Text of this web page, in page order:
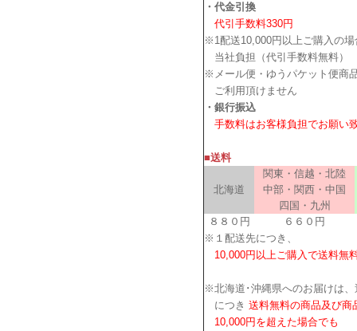
・代金引換
代引手数料330円
※1配送10,000円以上ご購入の場
当社負担（代引手数料無料）
※メール便・ゆうパケット便商
ご利用頂けません
・銀行振込
手数料はお客様負担でお願い
■送料
北海道
関東・信越・北陸
中部・関西・中国
四国・九州
８８０円
６６０円
※１配送先につき、
10,000円以上ご購入で送料無
※北海道･沖縄県へのお届けは、
につき 送料無料の商品及び商
10,000円を超えた場合でも